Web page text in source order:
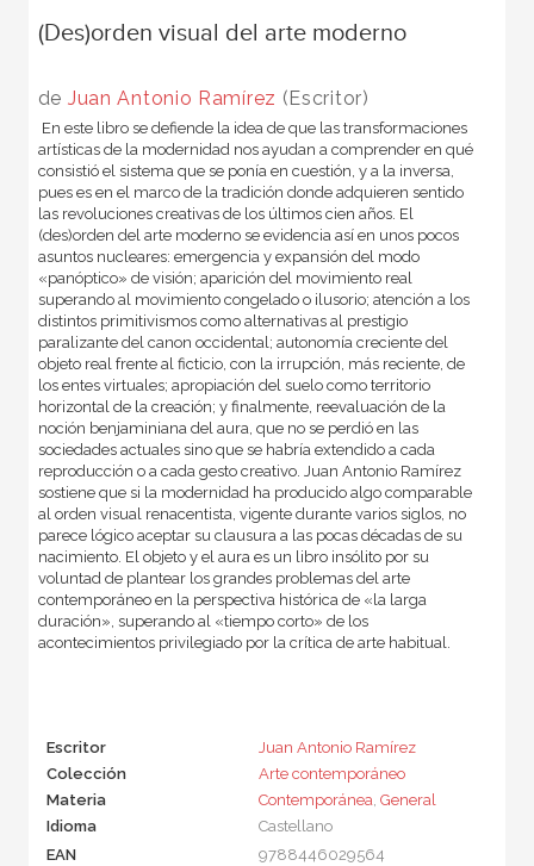
(Des)orden visual del arte moderno
de Juan Antonio Ramírez (Escritor)
En este libro se defiende la idea de que las transformaciones
artísticas de la modernidad nos ayudan a comprender en qué
consistió el sistema que se ponía en cuestión, y a la inversa,
pues es en el marco de la tradición donde adquieren sentido
las revoluciones creativas de los últimos cien años. El
(des)orden del arte moderno se evidencia así en unos pocos
asuntos nucleares: emergencia y expansión del modo
«panóptico» de visión; aparición del movimiento real
superando al movimiento congelado o ilusorio; atención a los
distintos primitivismos como alternativas al prestigio
paralizante del canon occidental; autonomía creciente del
objeto real frente al ficticio, con la irrupción, más reciente, de
los entes virtuales; apropiación del suelo como territorio
horizontal de la creación; y finalmente, reevaluación de la
noción benjaminiana del aura, que no se perdió en las
sociedades actuales sino que se habría extendido a cada
reproducción o a cada gesto creativo. Juan Antonio Ramírez
sostiene que si la modernidad ha producido algo comparable
al orden visual renacentista, vigente durante varios siglos, no
parece lógico aceptar su clausura a las pocas décadas de su
nacimiento. El objeto y el aura es un libro insólito por su
voluntad de plantear los grandes problemas del arte
contemporáneo en la perspectiva histórica de «la larga
duración», superando al «tiempo corto» de los
acontecimientos privilegiado por la crítica de arte habitual.
Escritor
Juan Antonio Ramírez
Colección
Arte contemporáneo
Materia
Contemporánea, General
Idioma
Castellano
EAN
9788446029564